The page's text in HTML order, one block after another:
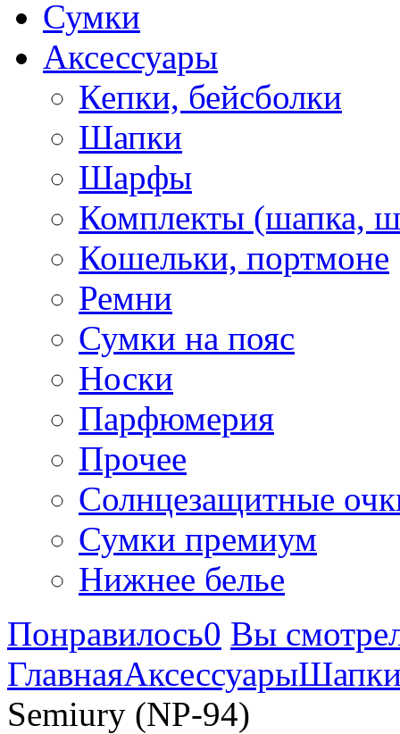
Сумки
Аксессуары
Кепки, бейсболки
Шапки
Шарфы
Комплекты (шапка,
Кошельки, портмоне
Ремни
Сумки на пояс
Носки
Парфюмерия
Прочее
Солнцезащитные
Сумки премиум
Нижнее белье
Понравилось0 Вы
ГлавнаяАксессуары
Semiury (NP-94)